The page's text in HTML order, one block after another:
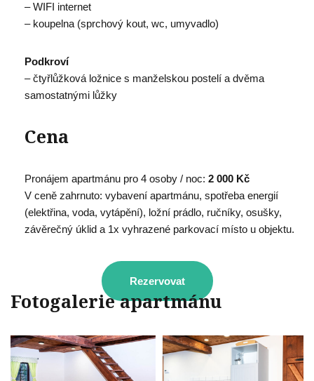
– WIFI internet
– koupelna (sprchový kout, wc, umyvadlo)
Podkroví
– čtyřlůžková ložnice s manželskou postelí a dvěma
samostatnými lůžky
Cena
Pronájem apartmánu pro 4 osoby / noc: 2 000 Kč
V ceně zahrnuto: vybavení apartmánu, spotřeba energií
(elektřina, voda, vytápění), ložní prádlo, ručníky, osušky,
závěrečný úklid a 1x vyhrazené parkovací místo u objektu.
Rezervovat
Fotogalerie apartmánu